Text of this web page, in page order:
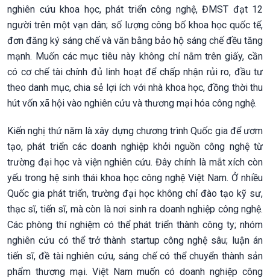
nghiên cứu khoa học, phát triển công nghệ, ĐMST đạt 12
người trên một vạn dân; số lượng công bố khoa học quốc tế,
đơn đăng ký sáng chế và văn bằng bảo hộ sáng chế đều tăng
mạnh. Muốn các mục tiêu này không chỉ nằm trên giấy, cần
có cơ chế tài chính đủ linh hoạt để chấp nhận rủi ro, đầu tư
theo danh mục, chia sẻ lợi ích với nhà khoa học, đồng thời thu
hút vốn xã hội vào nghiên cứu và thương mại hóa công nghệ.
Kiến nghị thứ năm là xây dựng chương trình Quốc gia để ươm
tạo, phát triển các doanh nghiệp khởi nguồn công nghệ từ
trường đại học và viện nghiên cứu. Đây chính là mắt xích còn
yếu trong hệ sinh thái khoa học công nghệ Việt Nam. Ở nhiều
Quốc gia phát triển, trường đại học không chỉ đào tạo kỹ sư,
thạc sĩ, tiến sĩ, mà còn là nơi sinh ra doanh nghiệp công nghệ.
Các phòng thí nghiệm có thể phát triển thành công ty; nhóm
nghiên cứu có thể trở thành startup công nghệ sâu; luận án
tiến sĩ, đề tài nghiên cứu, sáng chế có thể chuyển thành sản
phẩm thương mại. Việt Nam muốn có doanh nghiệp công